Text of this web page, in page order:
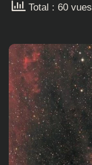
Total : 60 vues